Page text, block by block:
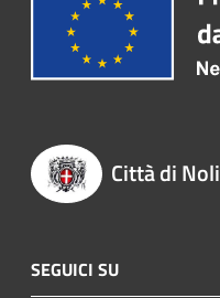
Città di Noli
SEGUICI SU